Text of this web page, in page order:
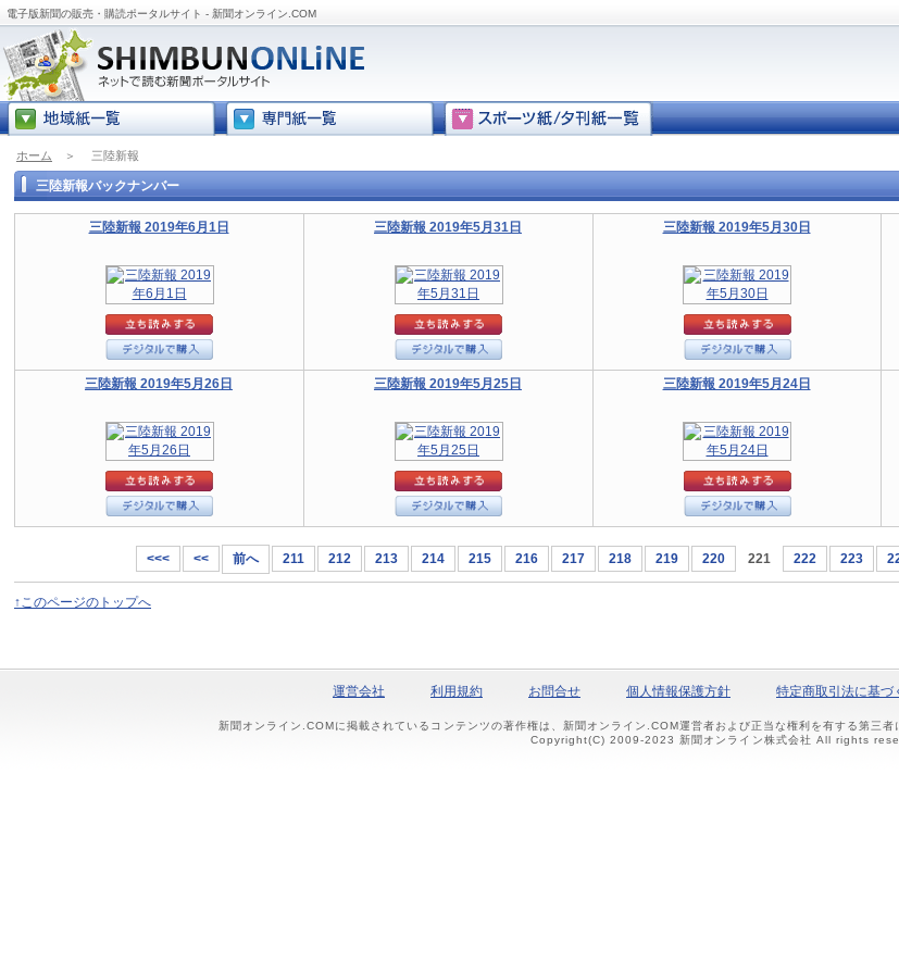
電子版新聞の販売・購読ポータルサイト - 新聞オンライン.COM
ホーム ＞ 三陸新報
三陸新報バックナンバー
三陸新報 2019年6月1日 三陸新報 2019年5月31日 三陸新報 2019年5月30日
三陸新報 2019年5月26日 三陸新報 2019年5月25日 三陸新報 2019年5月24日
<<< << 前へ 211 212 213 214 215 216 217 218 219 220 221 222 223
↑このページのトップへ
運営会社 利用規約 お問合せ 個人情報保護方針 特定商取引法に基づ
新聞オンライン.COMに掲載されているコンテンツの著作権は、新聞オンライン.COM運営者および正当な権利を有する第三
Copyright(C) 2009-2023 新聞オンライン株式会社 All rights